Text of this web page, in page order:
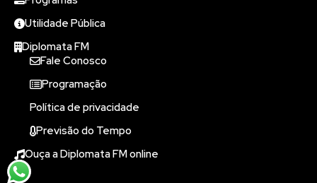
Utilidade Pública
Diplomata FM
Fale Conosco
Programação
Política de privacidade
Previsão do Tempo
Ouça a Diplomata FM online